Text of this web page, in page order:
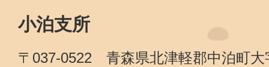
小泊支所
〒037-0522 青森県北津軽郡中泊町大